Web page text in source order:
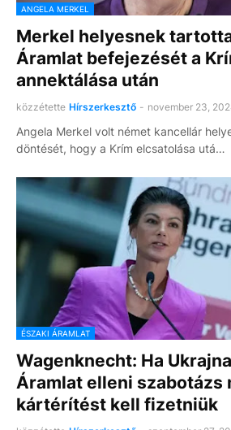
ANGELA MERKEL
Merkel helyesnek
Áramlat befejezését a
annektálása után
közzétette Hírszerkesztő - november 23,
Angela Merkel volt német kancellár
döntését, hogy a Krím elcsatolása utá…
ÉSZAKI ÁRAMLAT
Wagenknecht: Ha
Áramlat elleni szabotázs
kártérítést kell fizetniük